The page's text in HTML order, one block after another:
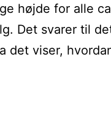
højde for alle
Det svarer til
det viser,